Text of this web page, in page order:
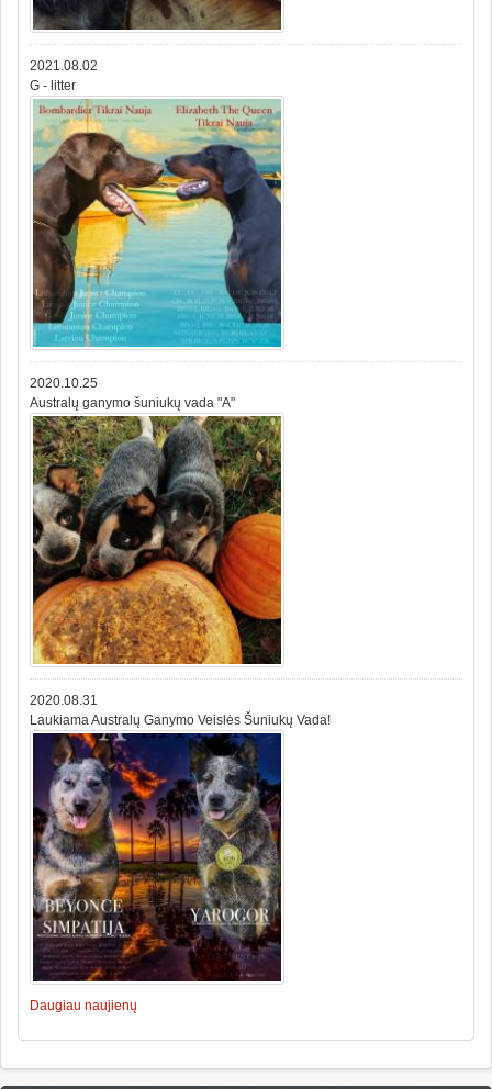
2021.08.02
G - litter
2020.10.25
Australų ganymo šuniukų vada "A"
2020.08.31
Laukiama Australų Ganymo Veislės Šuniukų Vada!
Daugiau naujienų